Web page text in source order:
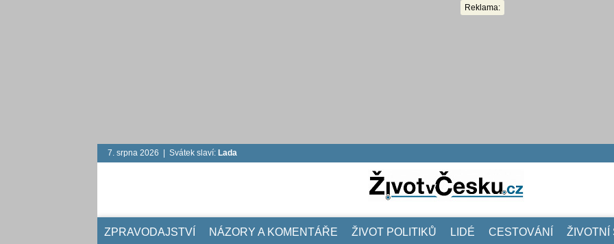
Reklama:
7. srpna 2026 | Svátek slaví: Lada
ZPRAVODAJSTVÍ NÁZORY A KOMENTÁŘE ŽIVOT POLITIKŮ LIDÉ CESTOVÁNÍ ŽIVOTNÍ